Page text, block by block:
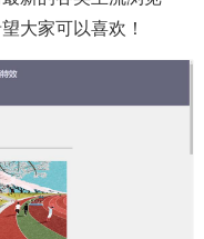
大家可以喜欢！